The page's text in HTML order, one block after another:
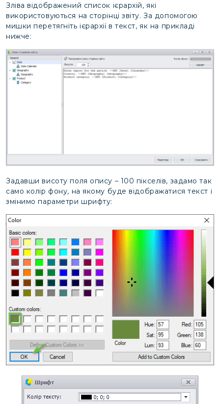
Зліва відображений список ієрархій, які
використовуються на сторінці звіту. За допомогою
мишки перетягніть ієрархії в текст, як на прикладі
нижче:
Задавши висоту поля опису – 100 пікселів, задамо так
само колір фону, на якому буде відображатися текст і
змінимо параметри шрифту: